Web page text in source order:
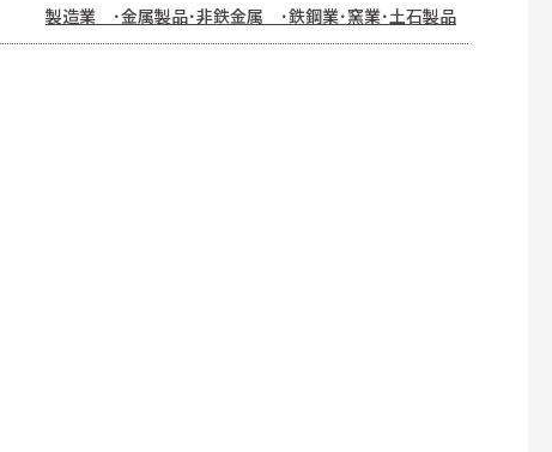
製造業 ･金属製品･非鉄金属 ･鉄鋼業･窯業･土石製品